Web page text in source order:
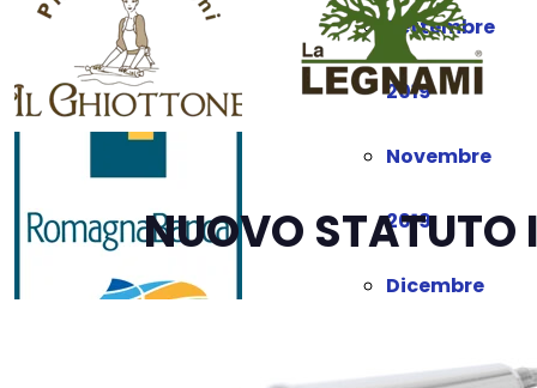
Settembre
2019
Novembre
2019
Dicembre
NUOVO